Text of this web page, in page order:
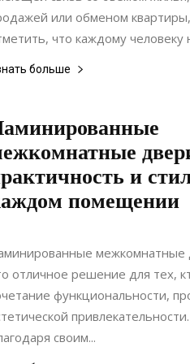
или обменом
что каждому человеку
больше
и
помещении
20.06.2021
межкомнатные
отличное решение для тех,
функциональности,
привлекательности.
своим...